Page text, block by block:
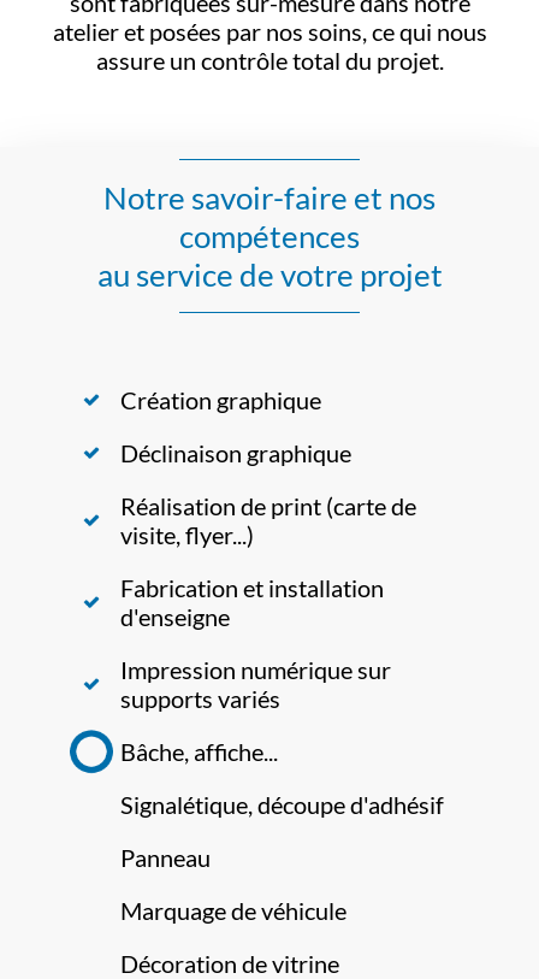
atelier et posées par nos soins, ce qui nous
assure un contrôle total du projet.
Notre savoir-faire et nos
compétences
au service de votre projet
Création graphique
Déclinaison graphique
Réalisation de print (carte de
visite, flyer...)
Fabrication et installation
d'enseigne
Impression numérique sur
supports variés
Bâche, affiche...
Signalétique, découpe d'adhésif
Panneau
Marquage de véhicule
Décoration de vitrine